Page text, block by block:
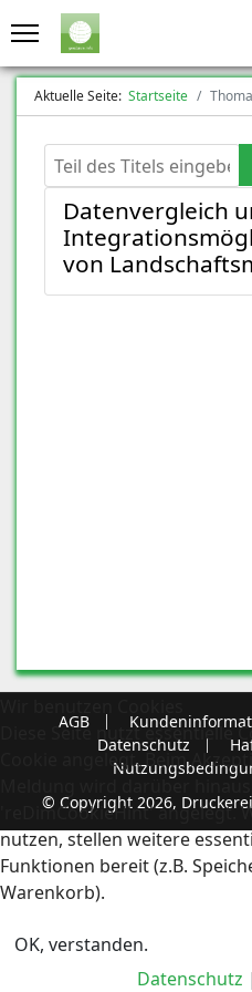
Aktuelle Seite: Startseite
Teil des Titels eingeben
Datenvergleich
von
AGB
Datenschutz
© Copyright 2026,
Diese Seite nutzt essentielle
Cookie angelegt. Beim
Meldung wird darüber hinaus
'reDimCookieHint' angelegt.
nutzen, stellen weitere
Funktionen bereit (z.B.
Warenkorb).
OK, verstanden.
Datenschutz |